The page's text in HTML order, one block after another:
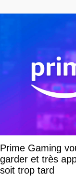
Prime Gaming
garder et très
soit trop tard